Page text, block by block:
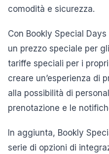
comodità e sicurezza.
Con Bookly Special
un prezzo speciale per
tariffe speciali per i
creare un’esperienza di
alla possibilità di
prenotazione e le
In aggiunta, Bookly
serie di opzioni di